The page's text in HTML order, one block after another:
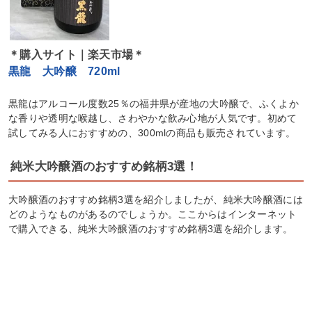
＊購入サイト｜楽天市場＊
黒龍 大吟醸 720ml
黒龍はアルコール度数25％の福井県が産地の大吟醸で、ふくよか
な香りや透明な喉越し、さわやかな飲み心地が人気です。初めて
試してみる人におすすめの、300mlの商品も販売されています。
純米大吟醸酒のおすすめ銘柄3選！
大吟醸酒のおすすめ銘柄3選を紹介しましたが、純米大吟醸酒には
どのようなものがあるのでしょうか。ここからはインターネット
で購入できる、純米大吟醸酒のおすすめ銘柄3選を紹介します。